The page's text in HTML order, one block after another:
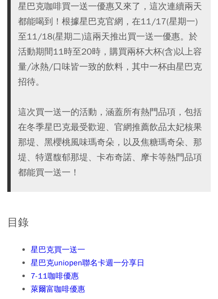
星巴克咖啡買一送一優惠又來了，這次連續兩天
都能喝到！根據星巴克官網，在11/17(星期一)
至11/18(星期二)這兩天推出買一送一優惠。於
活動期間11時至20時，購買兩杯大杯(含)以上容
量/冰熱/口味皆一致的飲料，其中一杯由星巴克
招待。
這次買一送一的活動，涵蓋所有熱門品項，包括
在冬季星巴克最受歡迎、官網推薦飲品太妃核果
那堤、黑櫻桃風味瑪奇朵，以及焦糖瑪奇朵、那
堤、特選馥郁那堤、卡布奇諾、摩卡等熱門品項
都能買一送一！
目錄
星巴克買一送一
星巴克uniopen聯名卡週一分享日
7-11咖啡優惠
萊爾富咖啡優惠